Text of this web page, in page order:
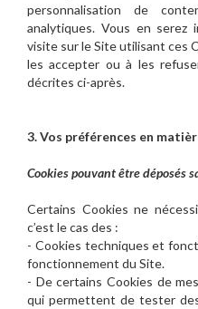
personnalisation de
analytiques. Vous en serez
visite sur le Site utilisant ces
les accepter ou à les
décrites ci-après.
3. Vos préférences en
Cookies pouvant être déposés
Certains Cookies ne
c’est le cas des :
- Cookies techniques et
fonctionnement du Site.
- De certains Cookies de
qui permettent de tester